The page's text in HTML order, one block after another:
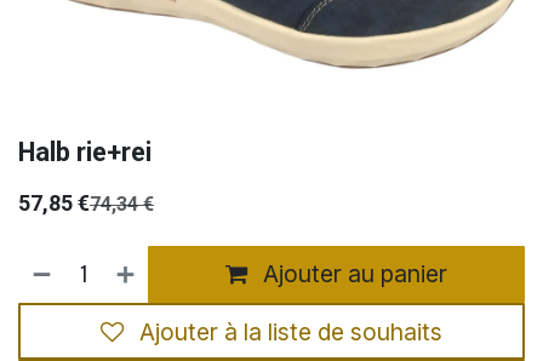
Halb rie+rei
57,85€74,34€
Ajouter au panier
Ajouter à la liste de souhaits